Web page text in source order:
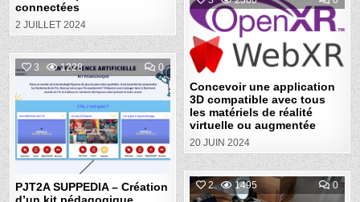
connectées
2 JUILLET 2024
ON
UNE
3D
LES
OU
Posted
in
Concevoir une application
3D compatible avec tous
les matériels de réalité
virtuelle ou augmentée
20 JUIN 2024
3 1228 0COMMENT
ON
PJT2A
SUPPEDIA
CRÉATION
D’UN
PÉDAGOGIQUE
FACILITANT
L’APPRENTISSAGE
L’IA
AUX
Posted
in
PJT2A SUPPEDIA – Création
2 1495 0
ON